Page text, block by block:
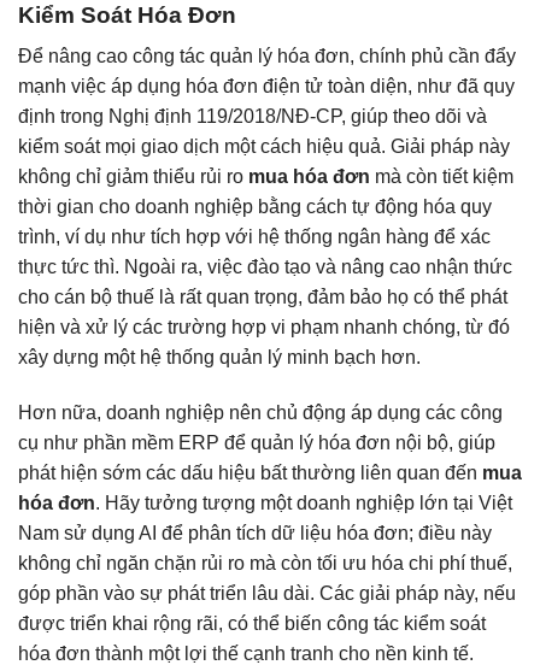
Kiểm Soát Hóa Đơn
Để nâng cao công tác quản lý hóa đơn, chính phủ cần đẩy
mạnh việc áp dụng hóa đơn điện tử toàn diện, như đã quy
định trong Nghị định 119/2018/NĐ-CP, giúp theo dõi và
kiểm soát mọi giao dịch một cách hiệu quả. Giải pháp này
không chỉ giảm thiểu rủi ro mua hóa đơn mà còn tiết kiệm
thời gian cho doanh nghiệp bằng cách tự động hóa quy
trình, ví dụ như tích hợp với hệ thống ngân hàng để xác
thực tức thì. Ngoài ra, việc đào tạo và nâng cao nhận thức
cho cán bộ thuế là rất quan trọng, đảm bảo họ có thể phát
hiện và xử lý các trường hợp vi phạm nhanh chóng, từ đó
xây dựng một hệ thống quản lý minh bạch hơn.
Hơn nữa, doanh nghiệp nên chủ động áp dụng các công
cụ như phần mềm ERP để quản lý hóa đơn nội bộ, giúp
phát hiện sớm các dấu hiệu bất thường liên quan đến mua
hóa đơn. Hãy tưởng tượng một doanh nghiệp lớn tại Việt
Nam sử dụng AI để phân tích dữ liệu hóa đơn; điều này
không chỉ ngăn chặn rủi ro mà còn tối ưu hóa chi phí thuế,
góp phần vào sự phát triển lâu dài. Các giải pháp này, nếu
được triển khai rộng rãi, có thể biến công tác kiểm soát
hóa đơn thành một lợi thế cạnh tranh cho nền kinh tế.